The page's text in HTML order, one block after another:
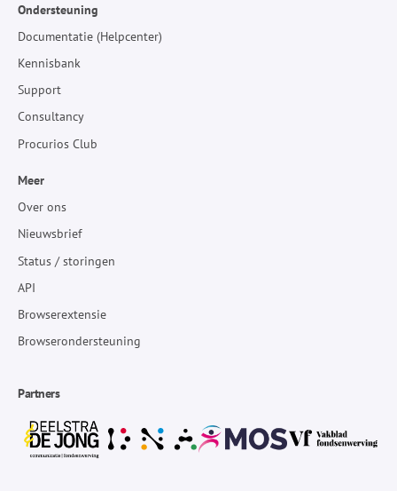
Ondersteuning
Documentatie (Helpcenter)
Kennisbank
Support
Consultancy
Procurios Club
Meer
Over ons
Nieuwsbrief
Status / storingen
API
Browserextensie
Browserondersteuning
Partners